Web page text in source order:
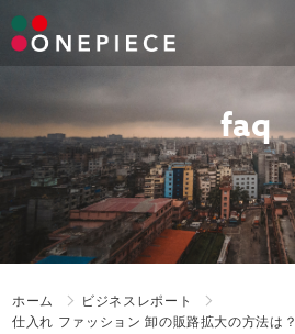
Skip
to
faq
ホーム
ビジネスレポート
仕入れ ファッション 卸の販路拡大の方法は？